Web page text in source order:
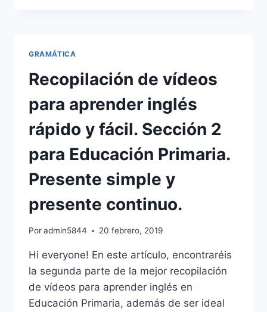
GRAMÁTICA
Recopilación de vídeos
para aprender inglés
rápido y fácil. Sección 2
para Educación Primaria.
Presente simple y
presente continuo.
Poradmin5844 20 febrero, 2019
Hi everyone! En este artículo, encontraréis
la segunda parte de la mejor recopilación
de vídeos para aprender inglés en
Educación Primaria, además de ser ideal